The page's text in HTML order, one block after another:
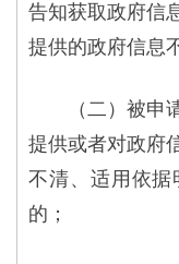
告知获取政府信
提供的政府信息
（二）被申请
提供或者对政府
不清、适用依据
的；